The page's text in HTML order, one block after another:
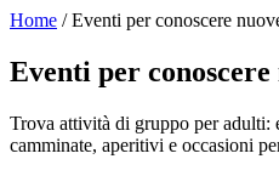
Home / Eventi per conoscere
Eventi per conoscere
Trova attività di gruppo per adulti:
camminate, aperitivi e occasioni